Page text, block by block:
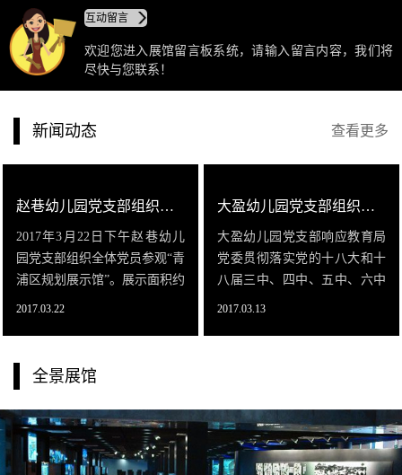
犹如一幅鸟瞰的实景图，可以看到青浦优越的地理位
置、精巧的蝴蝶状地形、区域规划和空间布局，能够初
步感受青浦的城市形态。
互动留言
欢迎您进入展馆留言板系统，请输入留言内容，我们将
尽快与您联系！
查看更多
新闻动态
赵巷幼儿园党支部组织党员参观“青浦区规划展示馆"
2017年3月22日下午赵巷幼儿
园党支部组织全体党员参观“青
浦区规划展示馆”。展示面积约
围。展馆内分主模型区、四大
功能展示区、历史风貌区、虚
拟现实展示区四大区域。
2017.03.22
大盈幼儿园党支部组织党员参观“青浦区规划展示馆”
大盈幼儿园党支部响应教育局
党委贯彻落实党的十八大和十
八届三中、四中、五中、六中
2017.03.13
全景展馆